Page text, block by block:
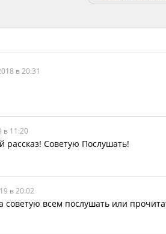
в 20:31
в 11:20
Советую Послушать!
в 20:02
советую всем послушать или